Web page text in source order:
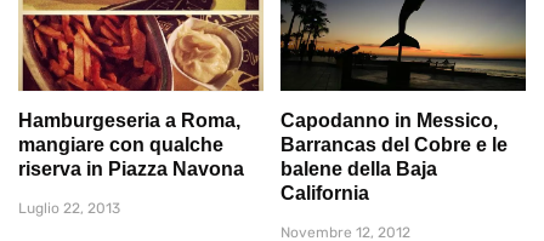
Hamburgeseria a Roma,
mangiare con qualche
riserva in Piazza Navona
Luglio 22, 2013
Capodanno in Messico,
Barrancas del Cobre e le
balene della Baja
California
Novembre 12, 2012